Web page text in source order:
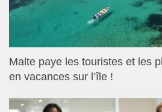
Malte paye les touristes et les
en vacances sur l’île !